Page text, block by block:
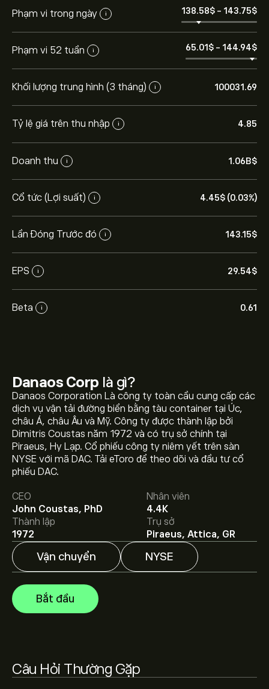
Phạm vi trong ngày i 138.58‎$‎ - 143.75‎$‎
Phạm vi 52 tuần i 65.01‎$‎ - 144.94‎$‎
Khối lượng trung hình (3 tháng) i 100031.69
Tỷ lệ giá trên thu nhập i 4.85
Doanh thu i 1.06B‎$‎
Cổ tức (Lợi suất) i 4.45‎$‎ (0.03%)
Lần Đóng Trước đó i 143.15‎$‎
EPS i 29.54‎$‎
Beta i 0.61
Danaos Corp là gì?
Danaos Corporation Là công ty toàn cầu cung cấp các
dịch vụ vận tải đường biển bằng tàu container tại Úc,
châu Á, châu Âu và Mỹ. Công ty được thành lập bởi
Dimitris Coustas năm 1972 và có trụ sở chính tại
Piraeus, Hy Lạp. Cổ phiếu công ty niêm yết trên sàn
NYSE với mã DAC. Tải eToro để theo dõi và đầu tư cổ
phiếu DAC.
CEO
John Coustas, PhD
Nhân viên
4.4K
Thành lập
1972
Trụ sở
Piraeus, Attica, GR
Vận chuyển NYSE
Bắt đầu
Câu Hỏi Thường Gặp
Giá DAC hôm nay là 139.75‎$‎.
Giá mục tiêu trung bình của Danaos Corp là 139.75‎$‎.
Tạo tài khoảneToro để biết dự báo chi tiết của chuyên
gia và giá mục tiêu.
Các chuyên gia dự báo giá Danaos Corp dựa trên xu
hướng thị trường, báo cáo tài chính và dự kiến tăng
trưởng. Hãy kiểm tra dự báo mới nhất về giá tương lai.